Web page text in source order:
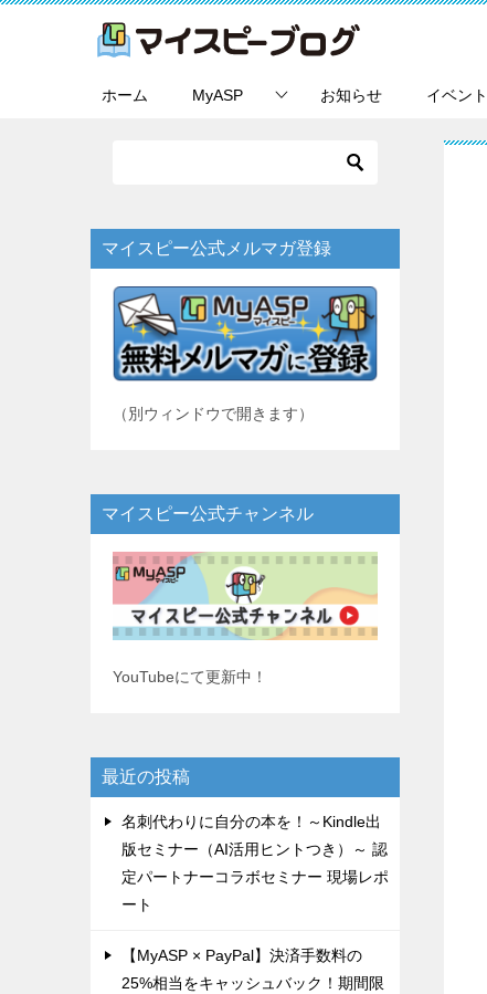
ホーム MyASP お知らせ イベント
マイスピー公式メルマガ登録
（別ウィンドウで開きます）
マイスピー公式チャンネル
YouTubeにて更新中！
最近の投稿
名刺代わりに自分の本を！～Kindle出
版セミナー（AI活用ヒントつき）～ 認
定パートナーコラボセミナー 現場レポ
ート
【MyASP × PayPal】決済手数料の
25%相当をキャッシュバック！期間限